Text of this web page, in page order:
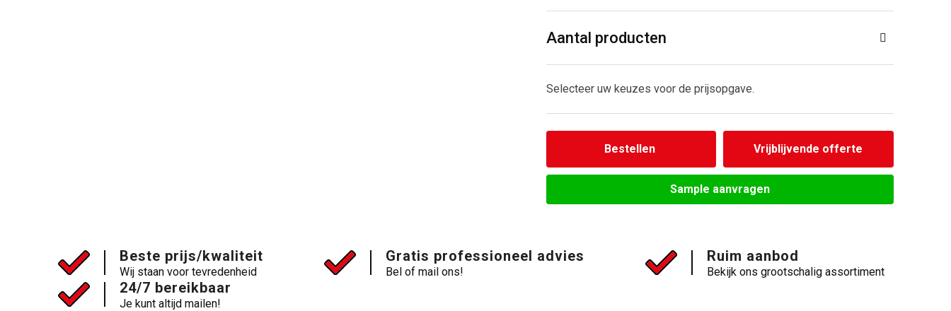
Aantal producten
Selecteer uw keuzes voor de prijsopgave.
Bestellen Vrijblijvende offerte
Sample aanvragen
Beste prijs/kwaliteit
Wij staan voor tevredenheid
Gratis professioneel advies
Bel of mail ons!
Ruim aanbod
Bekijk ons grootschalig assortiment
24/7 bereikbaar
Je kunt altijd mailen!